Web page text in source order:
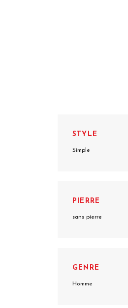
STYLE
Simple
PIERRE
sans pierre
GENRE
Homme